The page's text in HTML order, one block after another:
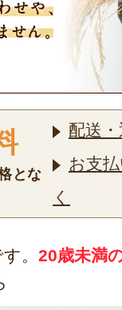
とな
配送
お支
く
。 20歳未満